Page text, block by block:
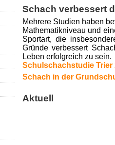
Schach verbessert
Mehrere Studien haben
Mathematikniveau und
Sportart, die
Gründe verbessert
Leben erfolgreich zu sein.
Schulschachstudie Trier
Schach in der
Aktuell